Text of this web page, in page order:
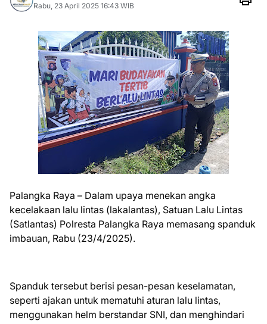
Rabu, 23 April 2025 16:43 WIB
Palangka Raya – Dalam upaya menekan angka
kecelakaan lalu lintas (lakalantas), Satuan Lalu Lintas
(Satlantas) Polresta Palangka Raya memasang spanduk
imbauan, Rabu (23/4/2025).
Spanduk tersebut berisi pesan-pesan keselamatan,
seperti ajakan untuk mematuhi aturan lalu lintas,
menggunakan helm berstandar SNI, dan menghindari